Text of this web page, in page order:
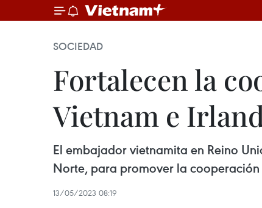
SOCIEDAD
Fortalecen la
Vietnam e
El embajador vietnamita en Reino
Norte, para promover la cooperación
13/05/2023 08:19